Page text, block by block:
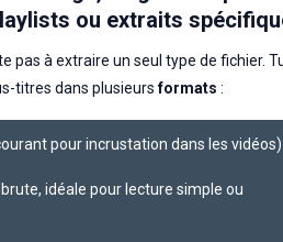
ou extraits
pas à extraire un seul type de fichier.
titres dans plusieursformats :
pour incrustation dans les vidéos)
idéale pour lecture simple ou